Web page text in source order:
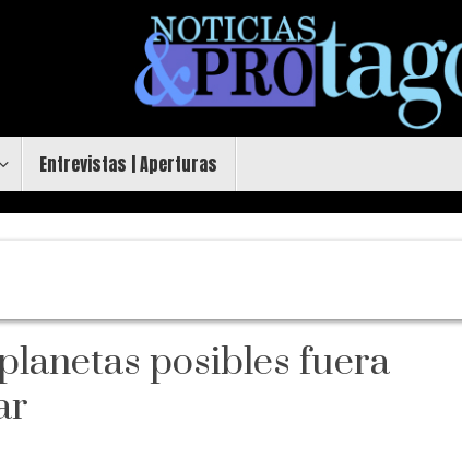
Entrevistas | Aperturas
posibles fuera